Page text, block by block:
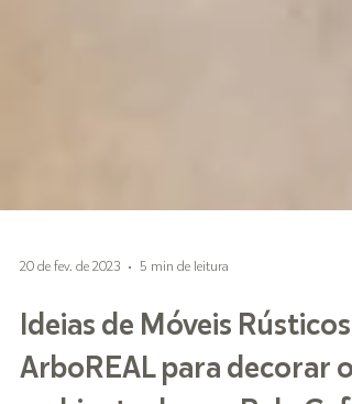
20 de fev. de 2023 5 min de leitura
Ideias de Móveis Rústicos